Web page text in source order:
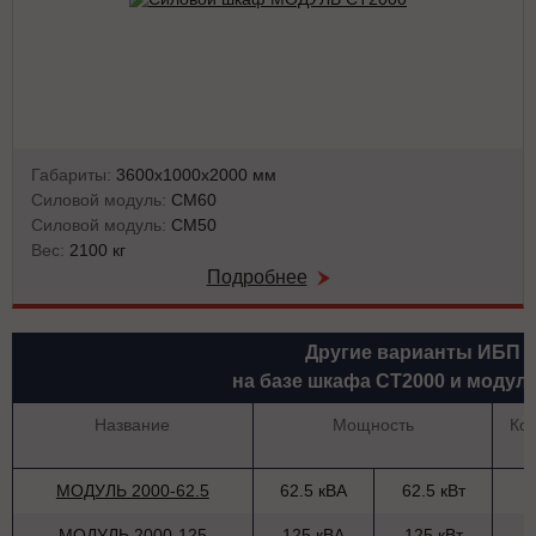
Габариты: 3600х1000х2000 мм
Силовой модуль: СМ60
Силовой модуль: СМ50
Вес: 2100 кг
Подробнее
Другие варианты ИБП
на базе шкафа СТ2000 и
Название Мощность
МОДУЛЬ 2000-62.5 62.5 кВА 62.5 кВт